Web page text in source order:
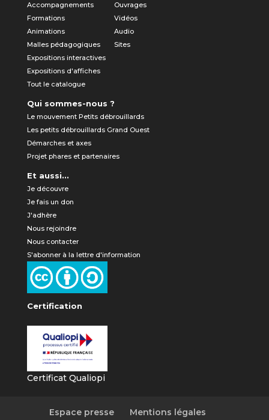
Accompagnements
Formations
Animations
Malles pédagogiques
Expositions interactives
Expositions d'affiches
Tout le catalogue
Ouvrages
Vidéos
Audio
Sites
Qui sommes-nous ?
Le mouvement Petits débrouillards
Les petits débrouillards Grand Ouest
Démarches et axes
Projet phares et partenaires
Et aussi...
Je découvre
Je fais un don
J'adhère
Nous rejoindre
Nous contacter
S'abonner à la lettre d'information
Certification
Certificat Qualiopi
Espace presse Mentions légales